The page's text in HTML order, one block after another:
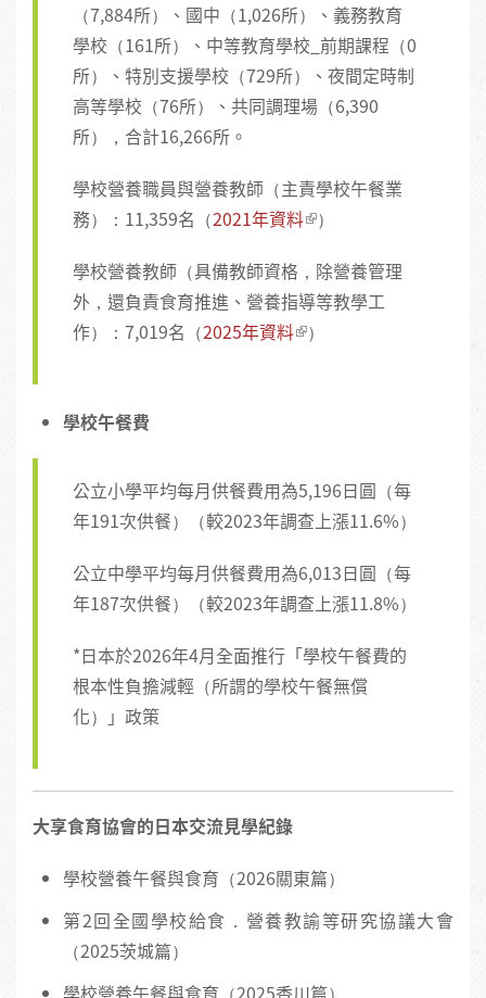
（7,884所）、國中（1,026所）、義務教育
學校（161所）、中等教育學校_前期課程（0
所）、特別支援學校（729所）、夜間定時制
高等學校（76所）、共同調理場（6,390
所），合計16,266所。
學校營養職員與營養教師（主責學校午餐業
務）：11,359名（2021年資料 ）
學校營養教師（具備教師資格，除營養管理
外，還負責食育推進、營養指導等教學工
作）：7,019名（2025年資料 ）
學校午餐費
公立小學平均每月供餐費用為5,196日圓（每
年191次供餐）（較2023年調查上漲11.6%）
公立中學平均每月供餐費用為6,013日圓（每
年187次供餐）（較2023年調查上漲11.8%）
*日本於2026年4月全面推行「學校午餐費的
根本性負擔減輕（所謂的學校午餐無償
化）」政策
大享食育協會的日本交流見學紀錄
學校營養午餐與食育（2026關東篇）
第2回全國學校給食．營養教諭等研究協議大會
（2025茨城篇）
學校營養午餐與食育（2025香川篇）